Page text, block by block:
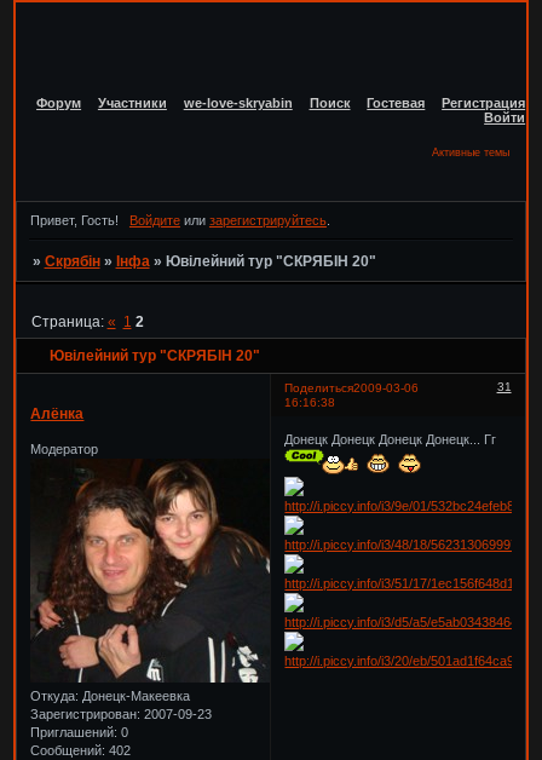
Форум Участники we-love-skryabin Поиск Гостевая
Регистрация
Войти
Активные темы
Привет, Гость! Войдитеили зарегистрируйтесь.
» Скрябін » Інфа » Ювілейний тур "СКРЯБІН 20"
Ювілейний тур "СКРЯБІН 20"
Страница: « 1 2
Поделиться 31
2009-03-06
16:16:38
Алёнка
Модератор
Откуда: Донецк-Макеевка
Зарегистрирован: 2007-09-23
Приглашений: 0
Сообщений: 402
Донецк Донецк Донецк Донецк... Гг